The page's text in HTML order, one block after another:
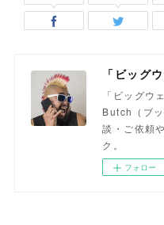
「ビッグウ
Butch（ブ
談・ご依頼
ク。
フォロー